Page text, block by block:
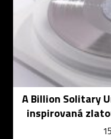
A Billion Solitary
inspirovaná